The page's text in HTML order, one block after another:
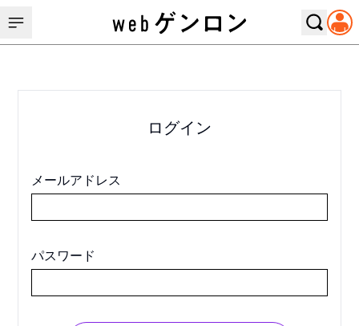
ログイン
メールアドレス
パスワード